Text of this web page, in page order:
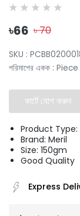
৳66 ৳70
SKU :
পরিমাপের একক : Piece
কার্টে যোগ করুন
Product Type:
Brand: Meril
Size: 150gm
Good Quality
Express